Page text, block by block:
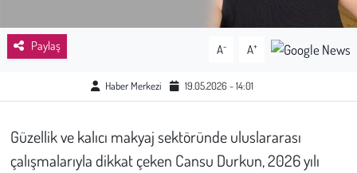
Paylaş A- A+
Haber Merkezi 19.05.2026 - 14:01
Güzellik ve kalıcı makyaj sektöründe uluslararası
çalışmalarıyla dikkat çeken Cansu Durkun, 2026 yılı
Spor
Bilim - Teknoloji